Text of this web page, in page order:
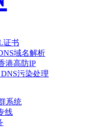
证书
域名解析
港高防IP
DNS污染处理
系统
线